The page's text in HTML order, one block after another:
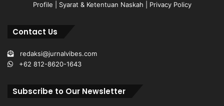
Profile Syarat & Ketentuan Naskah Privacy Policy
Contact Us
redaksi@jurnalvibes.com
+62 812-8620-1643
Subscribe to Our Newsletter